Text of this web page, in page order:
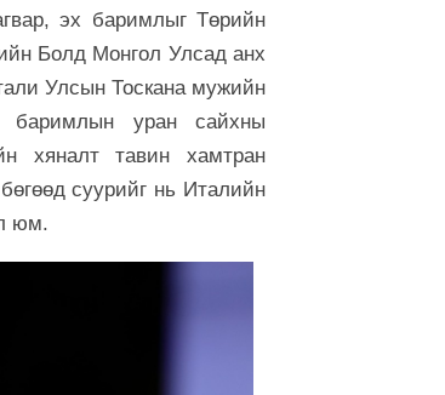
эх баримлыг Төрийн
Болд Монгол Улсад анх
Улсын Тоскана мужийн
баримлын уран сайхны
хяналт тавин хамтран
суурийг нь Италийн
юм.